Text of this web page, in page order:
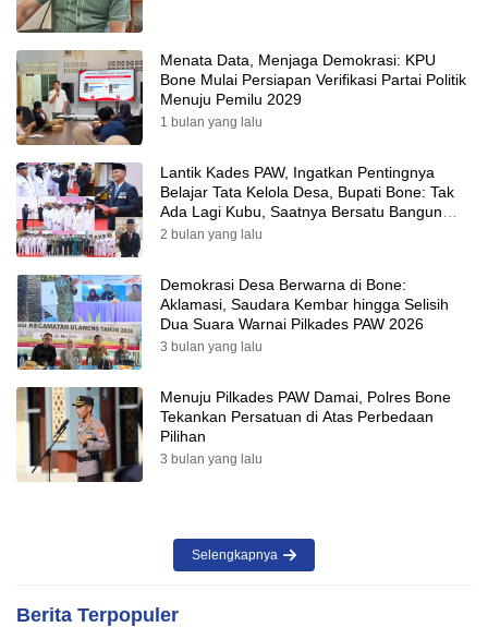
Menata Data, Menjaga Demokrasi: KPU
Bone Mulai Persiapan Verifikasi Partai Politik
Menuju Pemilu 2029
1 bulan yang lalu
Lantik Kades PAW, Ingatkan Pentingnya
Belajar Tata Kelola Desa, Bupati Bone: Tak
Ada Lagi Kubu, Saatnya Bersatu Bangun
Desa
2 bulan yang lalu
Demokrasi Desa Berwarna di Bone:
Aklamasi, Saudara Kembar hingga Selisih
Dua Suara Warnai Pilkades PAW 2026
3 bulan yang lalu
Menuju Pilkades PAW Damai, Polres Bone
Tekankan Persatuan di Atas Perbedaan
Pilihan
3 bulan yang lalu
Selengkapnya
Berita Terpopuler